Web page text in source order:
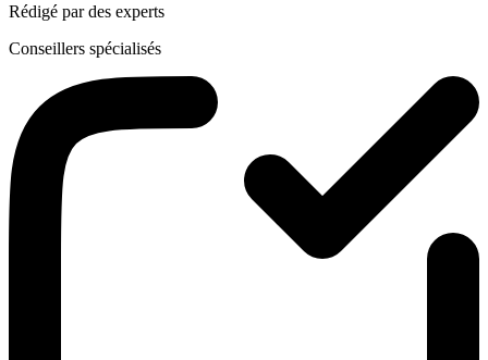
Rédigé par des experts
Conseillers spécialisés